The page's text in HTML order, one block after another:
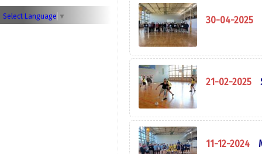
Select Language ▼ 30-04-2025
21-02-2025
11-12-2024